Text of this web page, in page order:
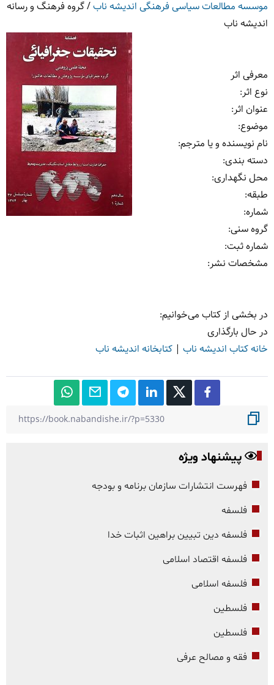
موسسه مطالعات سیاسی فرهنگی اندیشه ناب/گروه فرهنگ و رسانه
اندیشه ناب
معرفی اثر
نوع اثر:
عنوان اثر:
موضوع:
نام نویسنده و یا مترجم:
دسته بندی:
محل نگهداری:
طبقه:
شماره:
گروه سنی:
شماره ثبت:
مشخصات نشر: ‏‫
در بخشی از کتاب می‌خوانیم:
در حال بارگذاری
خانه کتاب اندیشه ناب | کتابخانه اندیشه ناب
پیشنهاد ویژه
فهرست انتشارات سازمان برنامه و بودجه
فلسفه
فلسفه دین تبیین براهین اثبات خدا
فلسفه اقتصاد اسلامی
فلسفه اسلامی
فلسطین
فلسطین
فقه و مصالح عرفی